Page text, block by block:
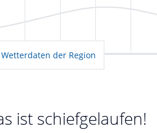
der Region
ist schiefgelaufen!